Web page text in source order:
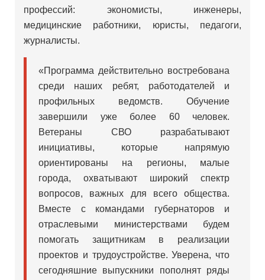
профессий: экономисты, инженеры,
медицинские работники, юристы, педагоги,
журналисты.
«Программа действительно востребована
среди наших ребят, работодателей и
профильных ведомств. Обучение
завершили уже более 60 человек.
Ветераны СВО разрабатывают
инициативы, которые напрямую
ориентированы на регионы, малые
города, охватывают широкий спектр
вопросов, важных для всего общества.
Вместе с командами губернаторов и
отраслевыми министерствами будем
помогать защитникам в реализации
проектов и трудоустройстве. Уверена, что
сегодняшние выпускники пополнят ряды